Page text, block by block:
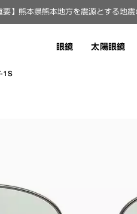
要】熊本県熊本地方を震源とする地
眼鏡 太陽眼鏡
1S